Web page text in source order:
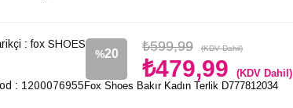
: fox SHOES
%20
İndirim
₺599,99 (KDV Dahil)
₺479,99 (KDV Dahil)
: 1200076955 Fox Shoes Bakır Kadın Terlik D777812034